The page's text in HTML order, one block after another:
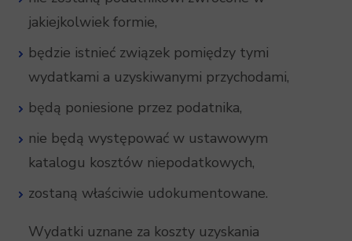
jakiejkolwiek formie,
będzie istnieć związek pomiędzy tymi
wydatkami a uzyskiwanymi przychodami,
będą poniesione przez podatnika,
nie będą występować w ustawowym
katalogu kosztów niepodatkowych,
zostaną właściwie udokumentowane.
Wydatki uznane za koszty uzyskania